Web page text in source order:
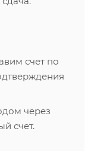
счет по
через
счет.